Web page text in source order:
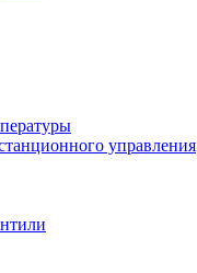
управления